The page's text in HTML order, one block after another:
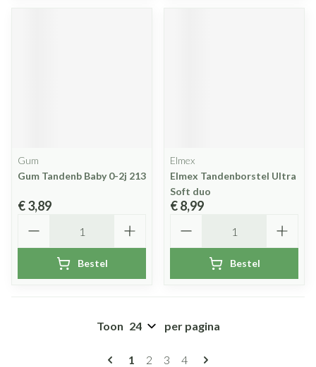
Gum
Gum Tandenb Baby 0-2j 213
€ 3,89
Bestel
Elmex
Elmex Tandenborstel Ultra
Soft duo
€ 8,99
Bestel
Pagina's
U lees momenteel pagina
1 Pagina
2 Pagina
3 Pagina
4
Toon per pagina